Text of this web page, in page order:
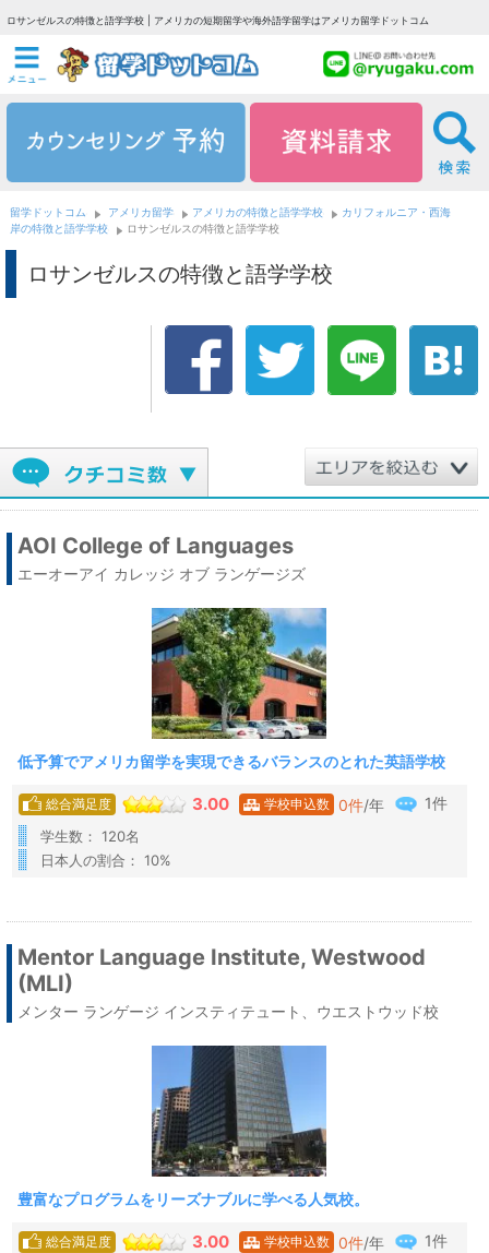
ロサンゼルスの特徴と語学学校 | アメリカの短期留学や海外語学留学はアメリカ留学ドットコム
留学ドットコム アメリカ留学 アメリカの特徴と語学学校
カリフォルニア・西海
岸の特徴と語学学校
ロサンゼルスの特徴と語学学校
ロサンゼルスの特徴と語学学校
AOI College of Languages
エーオーアイ カレッジ オブ ランゲージズ
低予算でアメリカ留学を実現できるバランスのとれた英語学校
総合満足度 3.00 学校申込数 0件/年 1件
学生数： 120名
日本人の割合： 10%
Mentor Language Institute, Westwood
(MLI)
メンター ランゲージ インスティテュート、ウエストウッド校
豊富なプログラムをリーズナブルに学べる人気校。
総合満足度 3.00 学校申込数 0件/年 1件